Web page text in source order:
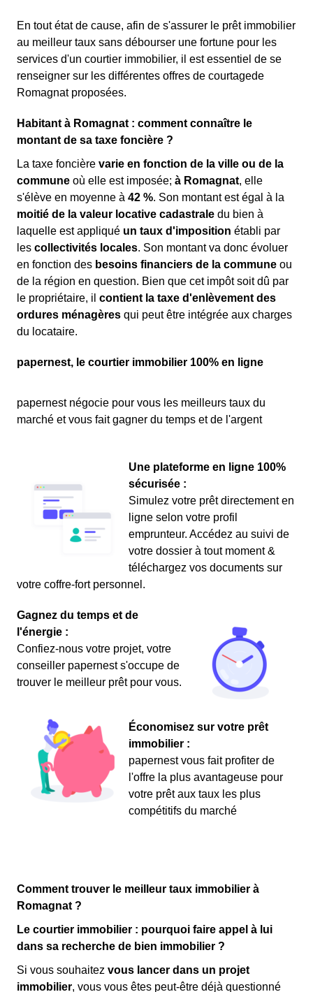
En tout état de cause, afin de s'assurer le prêt immobilier
au meilleur taux sans débourser une fortune pour les
services d'un courtier immobilier, il est essentiel de se
renseigner sur les différentes offres de courtagede
Romagnat proposées.
Habitant à Romagnat : comment connaître le
montant de sa taxe foncière ?
La taxe foncière varie en fonction de la ville ou de la
commune où elle est imposée; à Romagnat, elle
s'élève en moyenne à 42 %. Son montant est égal à la
moitié de la valeur locative cadastrale du bien à
laquelle est appliqué un taux d'imposition établi par
les collectivités locales. Son montant va donc évoluer
en fonction des besoins financiers de la commune ou
de la région en question. Bien que cet impôt soit dû par
le propriétaire, il contient la taxe d'enlèvement des
ordures ménagères qui peut être intégrée aux charges
du locataire.
papernest, le courtier immobilier 100% en ligne
papernest négocie pour vous les meilleurs taux du
marché et vous fait gagner du temps et de l'argent
Une plateforme en ligne 100%
sécurisée :
Simulez votre prêt directement en
ligne selon votre profil
emprunteur. Accédez au suivi de
votre dossier à tout moment &
téléchargez vos documents sur
votre coffre-fort personnel.
Gagnez du temps et de
l'énergie :
Confiez-nous votre projet, votre
conseiller papernest s'occupe de
trouver le meilleur prêt pour vous.
Économisez sur votre prêt
immobilier :
papernest vous fait profiter de
l'offre la plus avantageuse pour
votre prêt aux taux les plus
compétitifs du marché
Comment trouver le meilleur taux immobilier à
Romagnat ?
Le courtier immobilier : pourquoi faire appel à lui
dans sa recherche de bien immobilier ?
Si vous souhaitez vous lancer dans un projet
immobilier, vous vous êtes peut-être déjà questionné